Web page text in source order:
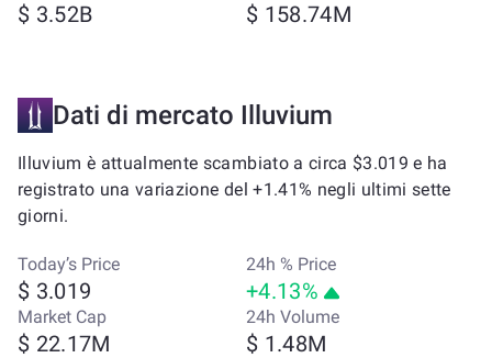
$ 3.52B $ 158.74M
Dati di mercato Illuvium
Illuvium è attualmente scambiato a circa $3.019 e ha
registrato una variazione del +1.41% negli ultimi sette
giorni.
Today’s Price
$ 3.019
24h % Price
+4.13%
Market Cap
$ 22.17M
24h Volume
$ 1.48M